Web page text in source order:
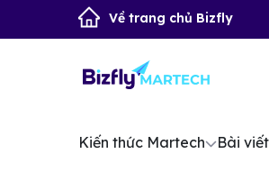
Về trang chủ Bizfly
Kiến thức Martech Bài